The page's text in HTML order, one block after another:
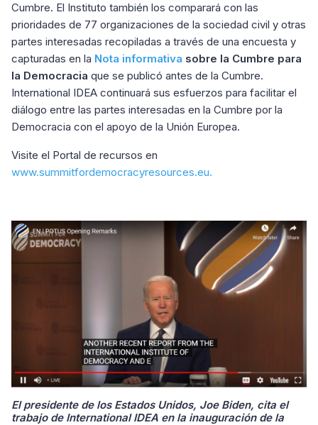
Cumbre. El Instituto también los comparará con las
prioridades de 77 organizaciones de la sociedad civil y otras
partes interesadas recopiladas a través de una encuesta y
capturadas en la Nota informativa sobre la Cumbre para
la Democracia que se publicó antes de la Cumbre.
International IDEA continuará sus esfuerzos para facilitar el
diálogo entre las partes interesadas en la Cumbre por la
Democracia con el apoyo de la Unión Europea.
Visite el Portal de recursos en
www.summitfordemocracyresources.eu.
El presidente de los Estados Unidos, Joe Biden, cita el
trabajo de International IDEA en la inauguración de la